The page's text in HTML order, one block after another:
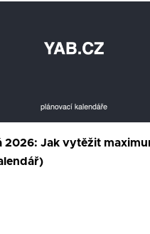
2026: Jak vytěžit